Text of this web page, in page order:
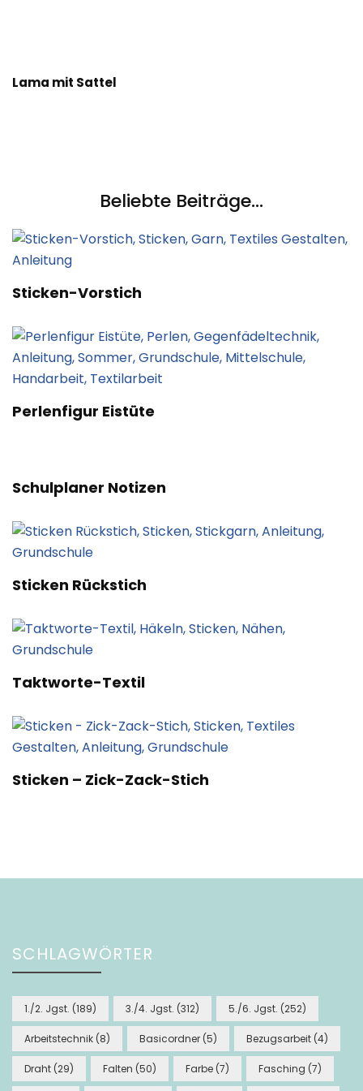
Lama mit Sattel
Beliebte Beiträge...
Sticken-Vorstich
Perlenfigur Eistüte
Schulplaner Notizen
Sticken Rückstich
Taktworte-Textil
Sticken – Zick-Zack-Stich
SCHLAGWÖRTER
1./2. Jgst. (189) 3./4. Jgst. (312) 5./6. Jgst. (252)
Arbeitstechnik (8) Basicordner (5) Bezugsarbeit (4)
Draht (29) Falten (50) Farbe (7) Fasching (7)